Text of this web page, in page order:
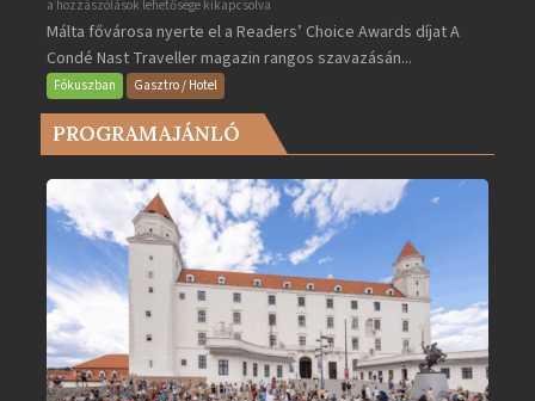
Valletta
lett
Európa
legjobb
városa
2025-
bejegyzéshez
a hozzászólások lehetősége kikapcsolva
Málta fővárosa nyerte el a Readers’ Choice Awards díjat A
Condé Nast Traveller magazin rangos szavazásán...
Fókuszban Gasztro / Hotel
PROGRAMAJÁNLÓ